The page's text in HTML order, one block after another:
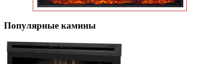
Популярные кaмины